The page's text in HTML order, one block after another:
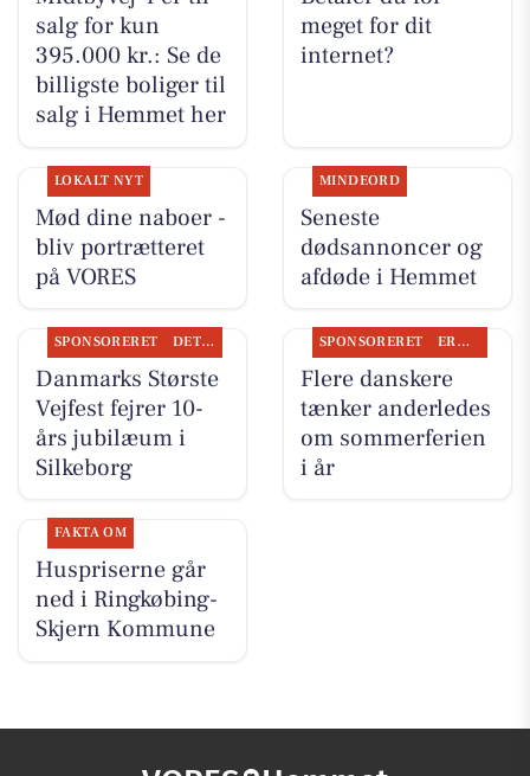
salg for kun
395.000 kr.: Se de
billigste boliger til
salg i Hemmet her
meget for dit
internet?
LOKALT NYT
Mød dine naboer -
bliv portrætteret
på VORES
MINDEORD
Seneste
dødsannoncer og
afdøde i Hemmet
SPONSORERET DET SKER
Danmarks Største
Vejfest fejrer 10-
års jubilæum i
Silkeborg
SPONSORERET ERHVERV
Flere danskere
tænker anderledes
om sommerferien
i år
FAKTA OM
Huspriserne går
ned i Ringkøbing-
Skjern Kommune